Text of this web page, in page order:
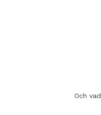
Och